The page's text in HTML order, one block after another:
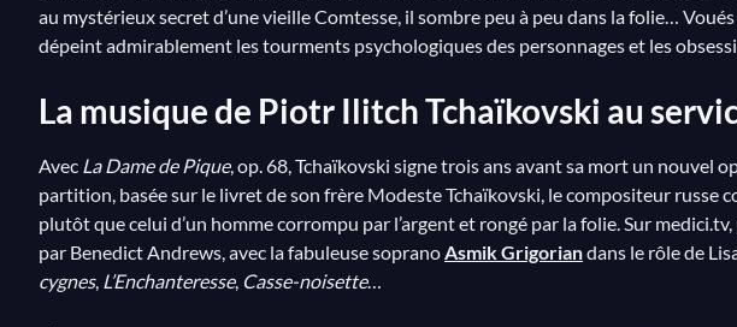
au mystérieux secret d’une vieille Comtesse, il sombre peu à peu dans la folie…
dépeint admirablement les tourments psychologiques des personnages et les
La musique de Piotr Ilitch Tchaïkovski au
Avec La Dame de Pique, op. 68, Tchaïkovski signe trois ans avant sa mort un nouvel
partition, basée sur le livret de son frère Modeste Tchaïkovski, le compositeur
plutôt que celui d’un homme corrompu par l’argent et rongé par la folie. Sur
par Benedict Andrews, avec la fabuleuse sopranoAsmik Grigoriandans le rôle de
cygnes, L’Enchanteresse, Casse-noisette…